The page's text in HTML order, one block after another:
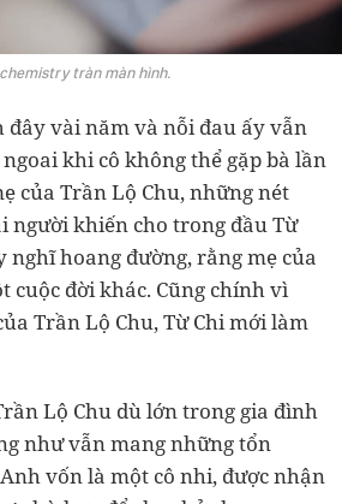
tràn màn hình.
đây vài năm và nỗi đau ấy vẫn
khi cô không thể gặp bà lần
của Trần Lộ Chu, những nét
người khiến cho trong đầu Từ
nghĩ hoang đường, rằng mẹ của
cuộc đời khác. Cũng chính vì
Trần Lộ Chu, Từ Chi mới làm
Lộ Chu dù lớn trong gia đình
như vẫn mang những tổn
vốn là một cô nhi, được nhận